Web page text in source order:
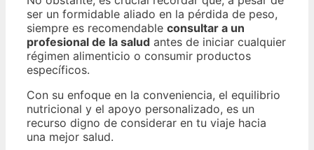
ser un formidable aliado en la pérdida de peso,
siempre es recomendable consultar a un
profesional de la salud antes de iniciar cualquier
régimen alimenticio o consumir productos
específicos.
Con su enfoque en la conveniencia, el equilibrio
nutricional y el apoyo personalizado, es un
recurso digno de considerar en tu viaje hacia
una mejor salud.